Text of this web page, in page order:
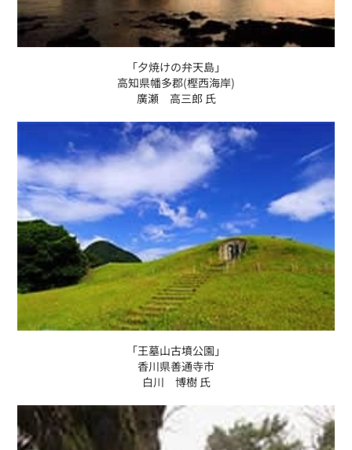
「夕焼けの弁天島」
高知県幡多郡(樫西海岸)
廣瀬 高三郎 氏
「王墓山古墳公園」
香川県善通寺市
白川 博樹 氏